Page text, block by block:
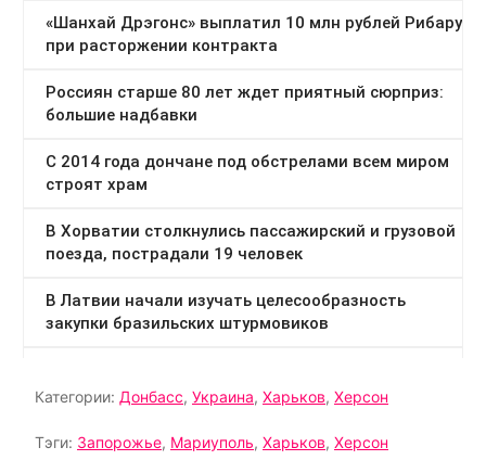
Категории: Донбасс, Украина, Харьков, Херсон
Тэги: Запорожье, Мариуполь, Харьков, Херсон